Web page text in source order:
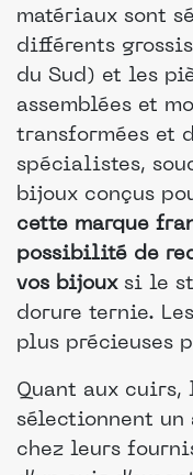
matériaux sont
différents
du Sud) et les
assemblées et
transformées et
spécialistes,
bijoux conçus
cette marque
possibilité de
vos bijouxsi le
dorure ternie.
plus précieuses
Quant aux
sélectionnent un
chez leurs